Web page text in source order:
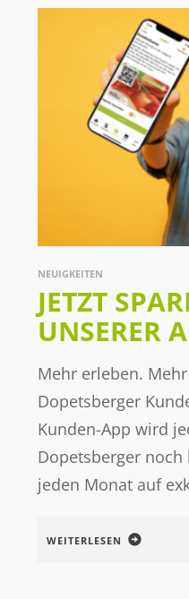
NEUIGKEITEN
JETZT
UNSERER
Mehr erleben.
Dopetsberger
Kunden-App wird
Dopetsberger noch
jeden Monat auf
WEITERLESEN